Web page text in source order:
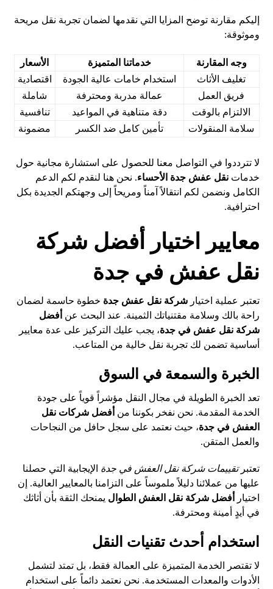
إليكم مقارنة توضح المزايا التي نقدمها لضمان تجربة نقل مريحة
وموثوقة:
وجه المقارنة خدماتنا المتميزة
الأسعار
تغليف الأثاث
استخدام خامات عالية الجودة
اقتصادية
فريق العمل
عمالة مدربة ومحترفة
شاملة
الالتزام بالوقت
دقة متناهية في المواعيد
تنافسية
سلامة المنقولات
تأمين كامل ضد الكسر مضمونة
لا تترددوا في التواصل معنا للحصول على استشارة مجانية حول
خدماتنقل عفش جدة الأحساء. نحن هنا لنقدم لكم الدعم
الكامل ونضمن لكم انتقالاً آمناً ومريحاً إلى وجهتكم الجديدة بكل
احترافية.
معايير اختيار أفضل شركة
نقل عفش في جدة
تعتبر عملية اختيارشركة نقل عفش جدة خطوة حاسمة لضمان
راحة بالك وسلامة مقتنياتك الثمينة. عند البحث عن أفضل
شركة نقل عفش في جدة، يجب عليك التركيز على عدة معايير
أساسية تضمن لك تجربة نقل خالية من المتاعب.
الخبرة والسمعة في السوق
تعد الخبرة الطويلة في مجال النقل مؤشراً قوياً على جودة
الخدمة المقدمة. نحن نفخر بكوننا من أفضل شركات نقل
العفش في جدة، حيث نعتمد على سجل حافل من النجاحات
والعمل المتقن.
تعتبرتقييمات شركة نقل العفش في جدة الإيجابية التي حصلنا
عليها من عملائنا دليلاً ملموساً على التزامنا بالمعايير العالية. إن
اختيار
أفضل شركة نقل العفش الطوال يمنحك الثقة بأن أثاثك
في أيدٍ أمينة ومحترفة.
استخدام أحدث تقنيات النقل
لا تقتصر الخدمة المتميزة على العمالة فقط، بل تمتد لتشمل
الأدوات والمعدات المستخدمة. نحن نعتمد دائماً على استخدام